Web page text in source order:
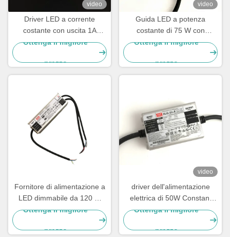
video
Driver LED a corrente
costante con uscita 1A
impermeabile con efficienza
Ottenga il migliore
prezzo
video
Guida LED a potenza
costante di 75 W con
ingresso 100-305 VAC per
applicazioni di illuminazione
a LED
Ottenga il migliore
prezzo
Fornitore di alimentazione a
LED dimmabile da 120 W
48VDC per la luce di crescita
Ottenga il migliore
prezzo
video
driver dell'alimentazione
elettrica di 50W Constant
Current LED 24v 36v 48v
54v MEANWELL per le luci
del LED
Ottenga il migliore
prezzo